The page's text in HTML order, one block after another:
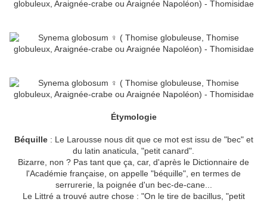
Étymologie
Béquille: Le Larousse nous dit que ce mot est issu de "bec" et
du latin anaticula, "petit canard".
Bizarre, non ? Pas tant que ça, car, d'après le Dictionnaire de
l'Académie française, on appelle "béquille", en termes de
serrurerie, la poignée d'un bec-de-cane...
Le Littré a trouvé autre chose : "On le tire de bacillus, "petit